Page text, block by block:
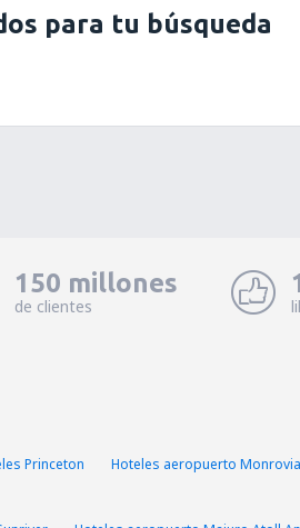
para tu búsqueda
150 millones
de clientes
Princeton
Hoteles aeropuerto